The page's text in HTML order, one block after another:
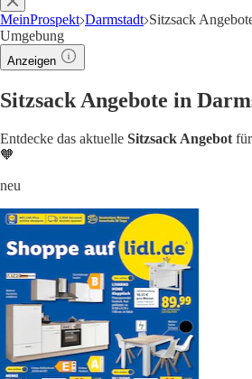
MeinProspekt Darmstadt Sitzsack
Umgebung
Anzeigen
Sitzsack Angebote in
Entdecke das aktuelle Sitzsack Angebot für
🧡
neu